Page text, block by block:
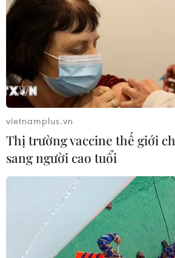
Lịch trực tiếp World Cup
quyết lập nên kỳ tích
15/06/2021 03:40
Nếu không thua trước đội tuyển UAE,
Nam sẽ lập nên kỳ tích lần đầu tiên
cuối cùng vòng loại World Cup khu
vietnamplus.vn
Thị trường vaccine thế giới
sang người cao tuổi